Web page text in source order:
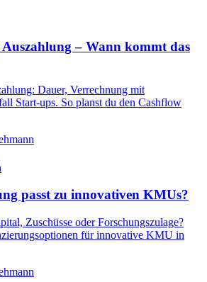
Auszahlung – Wann kommt das
Dauer, Verrechnung mit
Start-ups. So planst du den Cashflow
passt zu innovativen KMUs?
Zuschüsse oder Forschungszulage?
für innovative KMU in